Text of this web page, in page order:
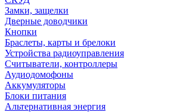
Замки, защелки
Дверные доводчики
Кнопки
Браслеты, карты и брелоки
Устройства радиоуправления
Считыватели, контроллеры
Аудиодомофоны
Аккумуляторы
Блоки питания
Альтернативная энергия